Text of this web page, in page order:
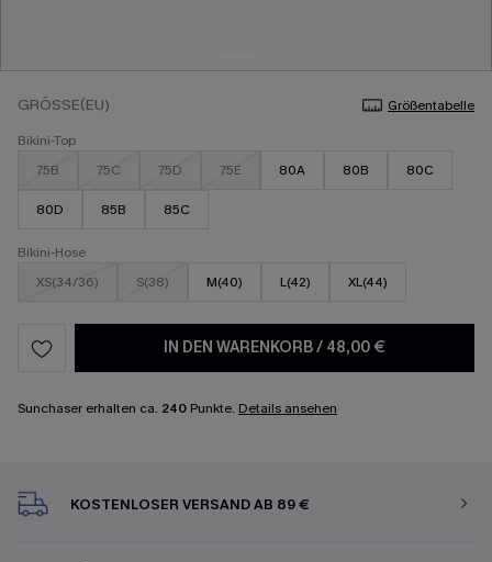
GRÖSSE(EU)
Größentabelle
Bikini-Top
75B
75C 75D 75E 80A 80B 80C
80D 85B 85C
Bikini-Hose
XS(34/36)
S(38) M(40) L(42) XL(44)
IN DEN WARENKORB/ 48,00 €
Sunchaser erhalten ca. 240 Punkte. Details ansehen
KOSTENLOSER VERSAND AB 89 €